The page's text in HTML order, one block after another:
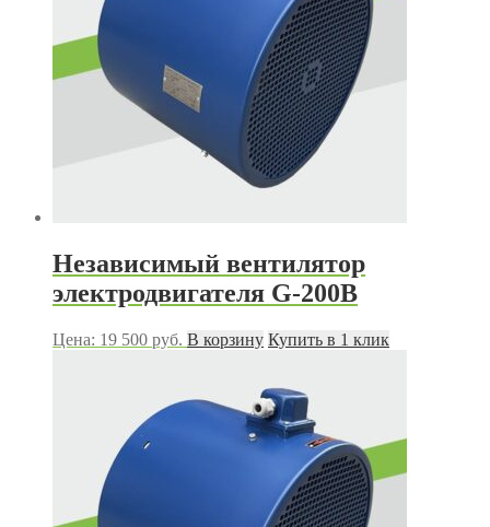
Независимый вентилятор
электродвигателя G-200B
Цена: 19 500 руб. В корзину Купить в 1 клик